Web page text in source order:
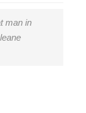
man in